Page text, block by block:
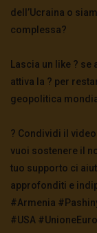
dell’Ucraina o
complessa?
Lascia un like ?
attiva la ? per
geopolitica
? Condividi il
vuoi sostenere il
tuo supporto ci
approfonditi e
#Armenia
#USA